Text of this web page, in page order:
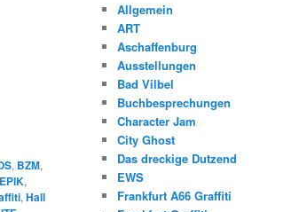
, BZM,
EPIK,
, Hall
Allgemein
ART
Aschaffenburg
Ausstellungen
Bad Vilbel
Buchbesprechungen
Character Jam
City Ghost
Das dreckige Dutzend
EWS
Frankfurt A66 Graffiti